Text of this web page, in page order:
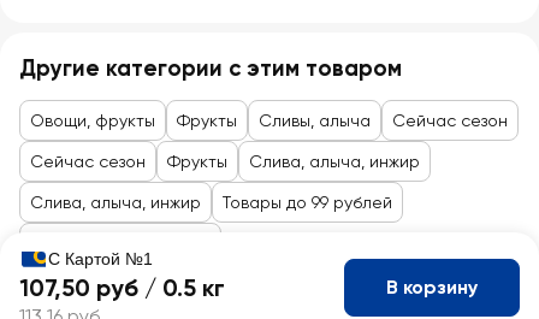
Другие категории с этим товаром
Овощи, фрукты Фрукты Сливы, алыча Сейчас сезон
Сейчас сезон Фрукты Слива, алыча, инжир
Слива, алыча, инжир Товары до 99 рублей
С Картой №1
107,50 руб / 0.5 кг В корзину